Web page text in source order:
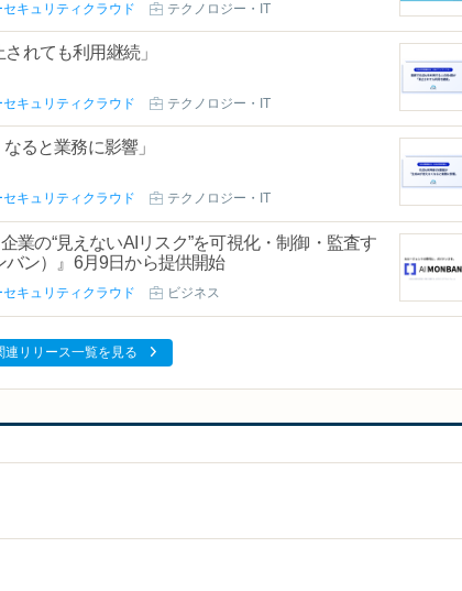
キュリティクラウド テクノロジー・IT
れても利用継続」
キュリティクラウド テクノロジー・IT
ると業務に影響」
キュリティクラウド テクノロジー・IT
業の“見えないAIリスク”を可視化・制御・監査す
ン）』6月9日から提供開始
キュリティクラウド ビジネス
連リリース一覧を見る